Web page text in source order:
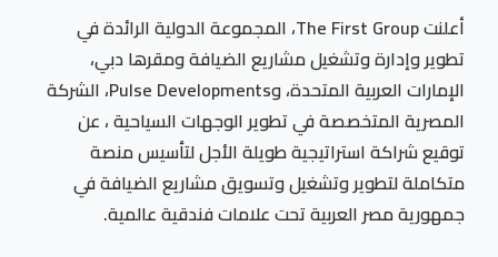
أعلنت The First Group، المجموعة الدولية الرائدة في
تطوير وإدارة وتشغيل مشاريع الضيافة ومقرها دبي،
الإمارات العربية المتحدة، وPulse Developments، الشركة
المصرية المتخصصة في تطوير الوجهات السياحية ، عن
توقيع شراكة استراتيجية طويلة الأجل لتأسيس منصة
متكاملة لتطوير وتشغيل وتسويق مشاريع الضيافة في
جمهورية مصر العربية تحت علامات فندقية عالمية.